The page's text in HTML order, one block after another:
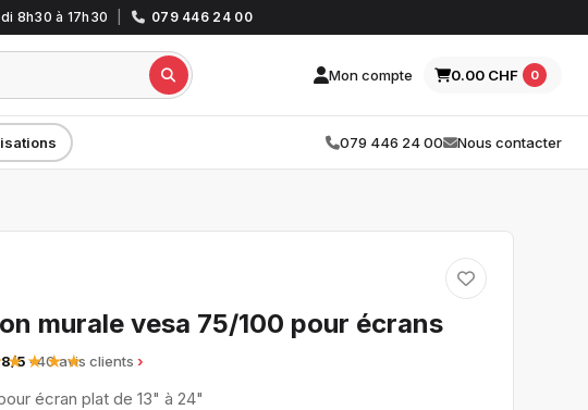
8h30 à 17h30 079 446 24 00
Mon compte 0.00 CHF 0
079 446 24 00 Nous contacter
murale vesa 75/100 pour écrans
5· 40 avis clients
écran plat de 13" à 24"